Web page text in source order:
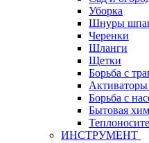
Уборка
Шнуры
Черенки
Шланги
Щетки
Борьба с
Активаторы
Борьба с
Бытовая
ИНСТРУМЕНТ